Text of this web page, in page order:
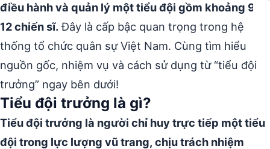
điều hành và quản lý một tiểu đội gồm khoảng 9-
12 chiến sĩ.Đây là cấp bậc quan trọng trong hệ
thống tổ chức quân sự Việt Nam. Cùng tìm hiểu
nguồn gốc, nhiệm vụ và cách sử dụng từ “tiểu đội
trưởng” ngay bên dưới!
Tiểu đội trưởng là gì?
Tiểu đội trưởng là người chỉ huy trực tiếp một tiểu
đội trong lực lượng vũ trang, chịu trách nhiệm